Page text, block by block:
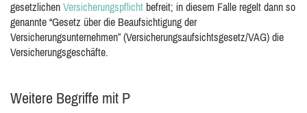
gesetzlichen Versicherungspflicht befreit; in diesem Falle regelt dann so
genannte “Gesetz über die Beaufsichtigung der
Versicherungsunternehmen” (Versicherungsaufsichtsgesetz/VAG) die
Versicherungsgeschäfte.
Weitere Begriffe mit P